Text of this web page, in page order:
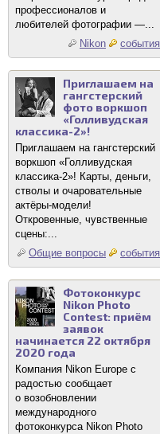
профессионалов и
любителей фотографии —...
Nikon
события
Приглашаем на
гангстерский
фото воркшоп
«Голливудская
классика-2»!
Приглашаем на гангстерский
воркшоп «Голливудская
классика-2»! Карты, деньги,
стволы и очаровательные
актёры-модели!
Откровенные, чувственные
сцены:...
Общие вопросы
события
Фотоконкурс
Nikon Photo
Contest: приём
заявок
начинается 22 октября
2020 года
Компания Nikon Europe с
радостью сообщает
о возобновлении
международного
фотоконкурса Nikon Photo